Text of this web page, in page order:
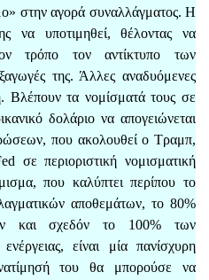
στην αγορά συναλλάγματος. Η
να υποτιμηθεί, θέλοντας να
τρόπο τον αντίκτυπο των
της. Άλλες αναδυόμενες
Βλέπουν τα νομίσματά τους σε
δολάριο να απογειώνεται
που ακολουθεί ο Τραμπ,
σε περιοριστική νομισματική
που καλύπτει περίπου το
αποθεμάτων, το 80%
και σχεδόν το 100% των
είναι μία πανίσχυρη
του θα μπορούσε να